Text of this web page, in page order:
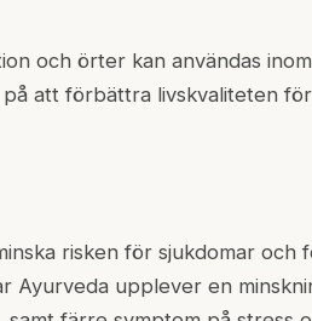
och örter kan användas
att förbättra livskvaliteten
risken för sjukdomar och
Ayurveda upplever en